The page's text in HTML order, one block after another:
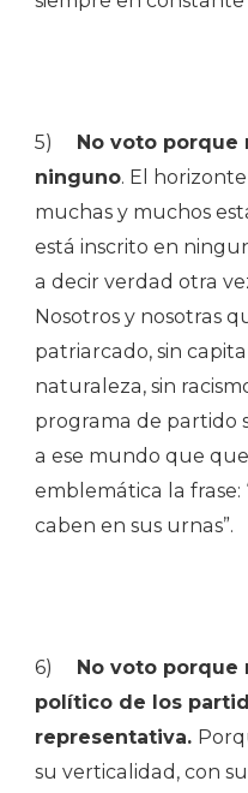
5) No voto porque
ninguno. El
muchas y muchos
está inscrito en
a decir verdad otra
Nosotros y nosotras
patriarcado, sin
naturaleza, sin
programa de partido
a ese mundo que
emblemática la frase:
caben en sus urnas”.
6) No voto porque
político de los
representativa.
su verticalidad, con